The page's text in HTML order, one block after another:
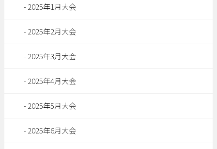
2025年1月大会
2025年2月大会
2025年3月大会
2025年4月大会
2025年5月大会
2025年6月大会